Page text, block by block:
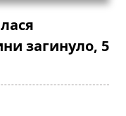
загинуло, 5